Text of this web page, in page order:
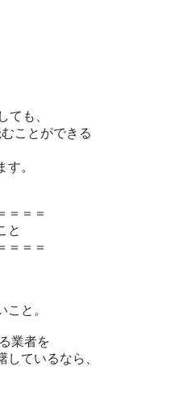
ても、
ことができる
。
＝＝＝
と
＝＝＝
と。
業者を
ているなら、